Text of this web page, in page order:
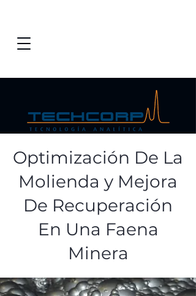
Optimización De La
Molienda y Mejora
De Recuperación
En Una Faena
Minera